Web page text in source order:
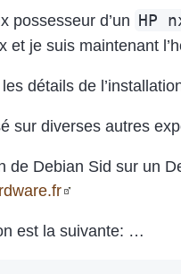
possesseur d’un HP
et je suis maintenant
détails de
sur diverses autres
de Debian Sid sur un
est la suivante: …